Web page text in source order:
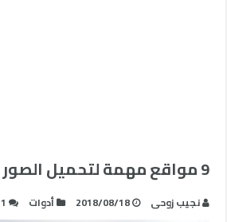
9 مواقع مهمة لتحميل الصور المجانية
نجيب زوحى 2018/08/18 أدوات 1